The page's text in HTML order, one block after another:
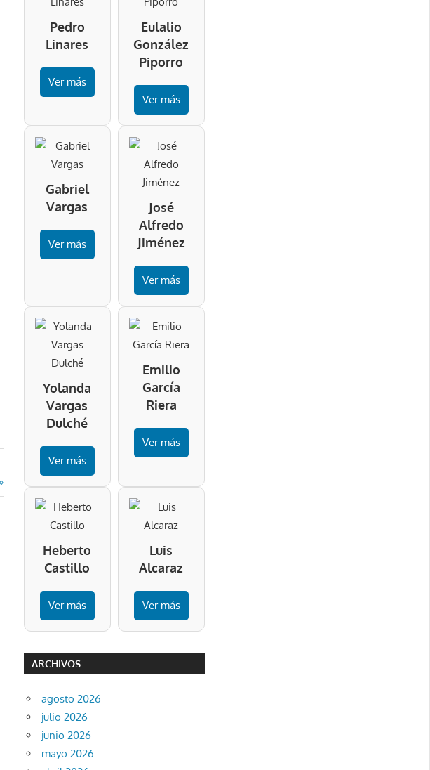
Pedro
Linares
Ver más
Eulalio
González
Piporro
Ver más
Gabriel
Vargas
Ver más
José
Alfredo
Jiménez
Ver más
Yolanda
Vargas
Dulché
Ver más
Emilio
García
Riera
Ver más
Heberto
Castillo
Ver más
Luis
Alcaraz
Ver más
ARCHIVOS
agosto 2026
julio 2026
junio 2026
mayo 2026